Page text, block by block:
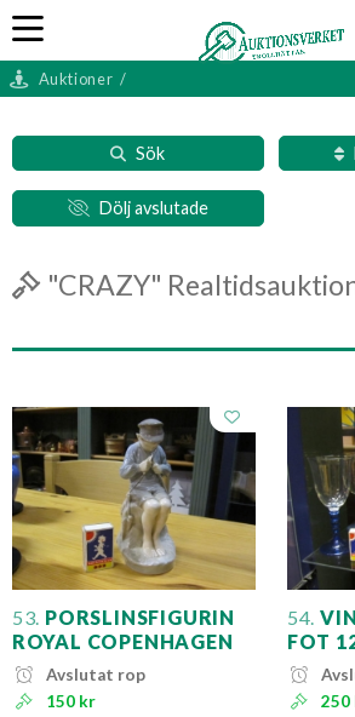
Auktioner /
Sök
Dölj avslutade
"CRAZY"
53. PORSLINSFIGURIN
ROYAL COPENHAGEN
Avslutat rop
150 kr
54.
FOT
250